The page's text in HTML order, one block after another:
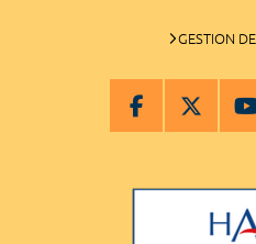
GESTION